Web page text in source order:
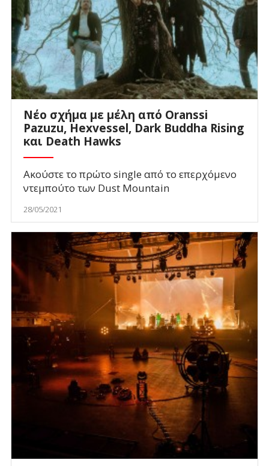
Νέο σχήμα με μέλη από Oranssi
Pazuzu, Hexvessel, Dark Buddha Rising
και Death Hawks
Ακούστε το πρώτο single από το επερχόμενο
ντεμπούτο των Dust Mountain
28/05/2021